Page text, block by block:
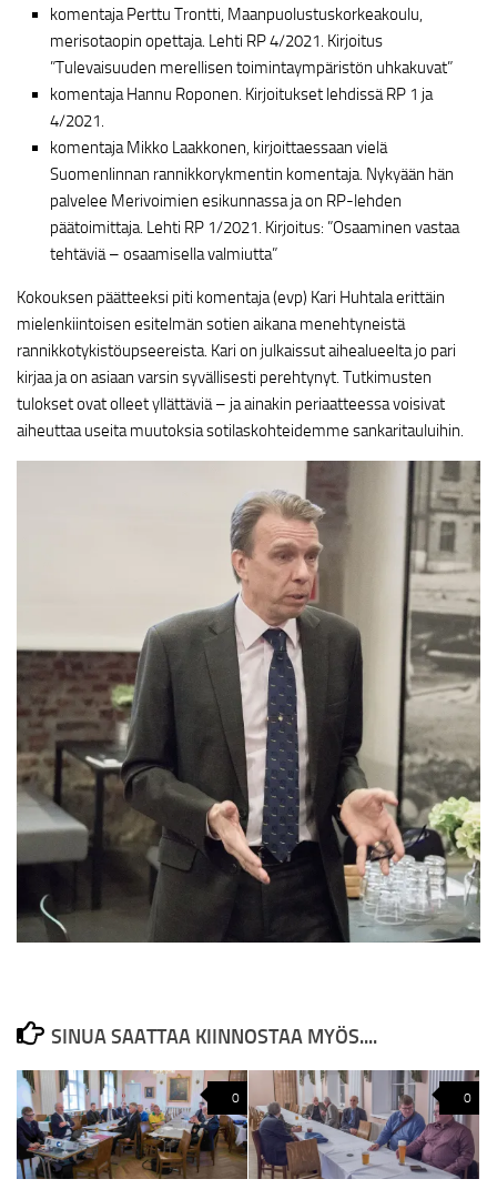
komentaja Perttu Trontti, Maanpuolustuskorkeakoulu,
merisotaopin opettaja. Lehti RP 4/2021. Kirjoitus
”Tulevaisuuden merellisen toimintaympäristön uhkakuvat”
komentaja Hannu Roponen. Kirjoitukset lehdissä RP 1 ja
4/2021.
komentaja Mikko Laakkonen, kirjoittaessaan vielä
Suomenlinnan rannikkorykmentin komentaja. Nykyään hän
palvelee Merivoimien esikunnassa ja on RP-lehden
päätoimittaja. Lehti RP 1/2021. Kirjoitus: ”Osaaminen vastaa
tehtäviä – osaamisella valmiutta”
Kokouksen päätteeksi piti komentaja (evp) Kari Huhtala erittäin
mielenkiintoisen esitelmän sotien aikana menehtyneistä
rannikkotykistöupseereista. Kari on julkaissut aihealueelta jo pari
kirjaa ja on asiaan varsin syvällisesti perehtynyt. Tutkimusten
tulokset ovat olleet yllättäviä – ja ainakin periaatteessa voisivat
aiheuttaa useita muutoksia sotilaskohteidemme sankaritauluihin.
SINUA SAATTAA KIINNOSTAA MYÖS....
0 0